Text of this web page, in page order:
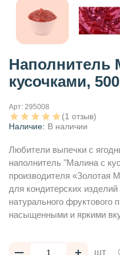
Наполнитель
кусочками,
Арт: 295008
(1 отзыв)
Наличие: В наличии
Любители выпечки с
наполнитель "Малина с
производителя «Золотая
для кондитерских
натурального фруктового
насыщенными и яркими
шт